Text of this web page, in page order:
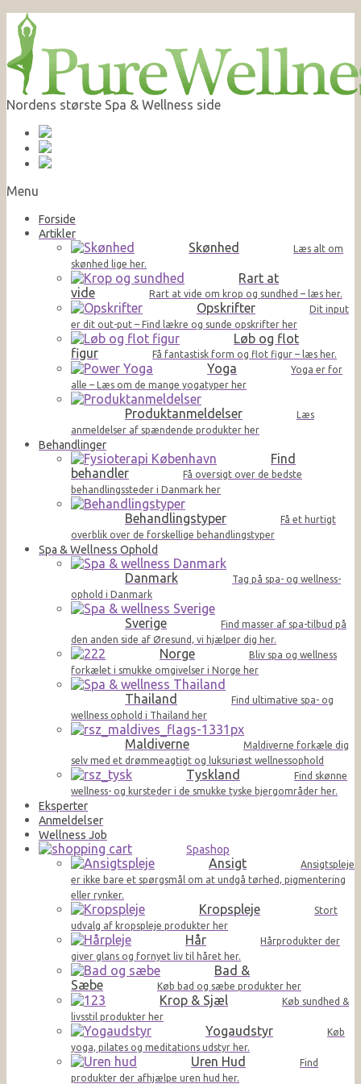
Nordens største Spa & Wellness side
Menu
Forside
Artikler
Skønhed
Læs alt om
skønhed lige her.
Rart at
vide
Rart at vide om krop og sundhed – læs her.
Opskrifter
Dit input
er dit out-put – Find lækre og sunde opskrifter her
Løb og flot
figur
Få fantastisk form og flot figur – læs her.
Yoga
Yoga er for
alle – Læs om de mange yogatyper her
Produktanmeldelser
Læs
anmeldelser af spændende produkter her
Behandlinger
Find
behandler
Få oversigt over de bedste
behandlingssteder i Danmark her
Behandlingstyper
Få et hurtigt
overblik over de forskellige behandlingstyper
Spa & Wellness Ophold
Danmark
Tag på spa- og wellness-
ophold i Danmark
Sverige
Find masser af spa-tilbud på
den anden side af Øresund, vi hjælper dig her.
Norge
Bliv spa og wellness
forkælet i smukke omgivelser i Norge her
Thailand
Find ultimative spa- og
wellness ophold i Thailand her
Maldiverne
Maldiverne forkæle dig
selv med et drømmeagtigt og luksuriøst wellnessophold
Tyskland
Find skønne
wellness- og kursteder i de smukke tyske bjergområder her.
Eksperter
Anmeldelser
Wellness Job
Spashop
Ansigt
Ansigtspleje
er ikke bare et spørgsmål om at undgå tørhed, pigmentering
eller rynker.
Kropspleje
Stort
udvalg af kropspleje produkter her
Hår
Hårprodukter der
giver glans og fornyet liv til håret her.
Bad &
Sæbe
Køb bad og sæbe produkter her
Krop & Sjæl
Køb sundhed &
livsstil produkter her
Yogaudstyr
Køb
yoga, pilates og meditations udstyr her.
Uren Hud
Find
produkter der afhjælpe uren hud her.